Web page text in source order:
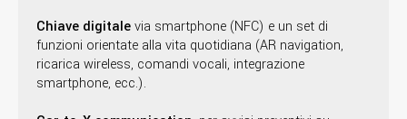
Chiave digitalevia smartphone (NFC) e un set di
funzioni orientate alla vita quotidiana (AR navigation,
ricarica wireless, comandi vocali, integrazione
smartphone, ecc.).